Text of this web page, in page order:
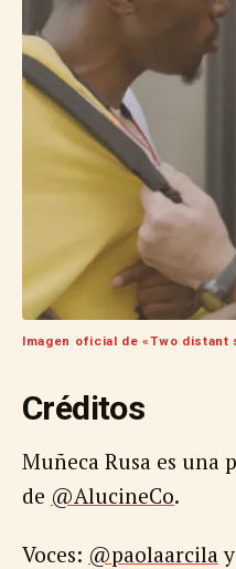
Imagen oficial de «Two distant
Créditos
Muñeca Rusa es una
de @AlucineCo.
Voces: @paolaarcila